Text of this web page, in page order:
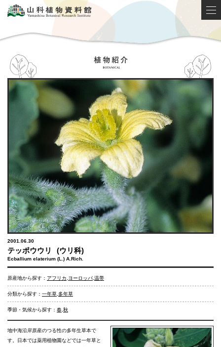
2001.06.30
テッポウウリ (ウリ科)
Ecballium elaterium (L.) A.Rich.
原産地から探す： アフリカ ヨーロッパ 温帯
分類から探す： 一年草 多年草
季節・気候から探す： 春 秋
地中海沿岸原産のつる性の多年生草本で
す。日本では薬用植物園などでは一年草と